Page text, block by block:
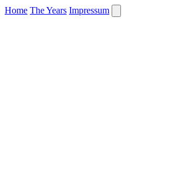
Home The Years Impressum